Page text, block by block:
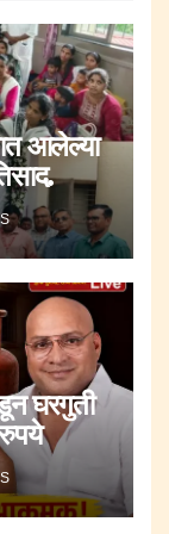
आलेल्या
घरगुती